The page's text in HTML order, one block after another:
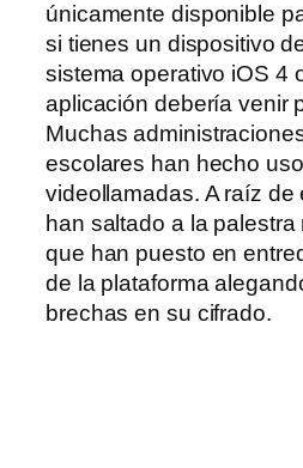
únicamente disponible
si tienes un dispositivo
sistema operativo iOS 4
aplicación debería venir
Muchas
escolares han hecho
videollamadas. A raíz
han saltado a la
que han puesto en
de la plataforma
brechas en su cifrado.